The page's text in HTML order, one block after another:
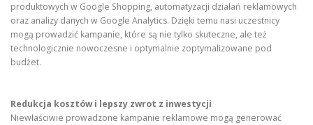
produktowych w Google Shopping, automatyzacji działań reklamowych
oraz analizy danych w Google Analytics. Dzięki temu nasi uczestnicy
mogą prowadzić kampanie, które są nie tylko skuteczne, ale też
technologicznie nowoczesne i optymalnie zoptymalizowane pod
budżet.
Redukcja kosztów i lepszy zwrot z inwestycji
Niewłaściwie prowadzone kampanie reklamowe mogą generować